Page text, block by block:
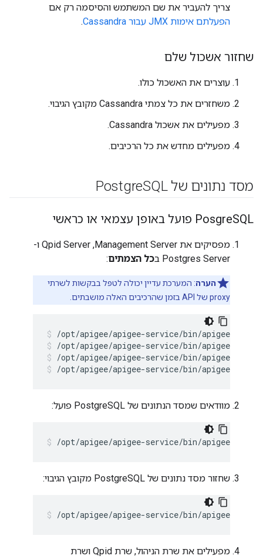
צריך להעביר את שם המשתמש והסיסמה רק אם
הפעלתם אימות JMX עבור Cassandra
.
שחזור אשכול שלם
עוצרים את האשכול כולו.
משחזרים את כל צמתי Cassandra מקובץ הגיבוי.
מפעילים את אשכול Cassandra.
מפעילים מחדש את כל הרכיבים.
מסד נתונים של PostgreSQL
‫PosgreSQL פועל באופן עצמאי או כראשי
מפסיקים את Management Server,‏ Qpid Server ו-
Postgres Server ב
כל הצמתים:
הערה: המערכת עדיין יכולה לטפל בבקשות לשרתי
proxy של API בזמן שהרכיבים האלה מושבתים.
/opt/apigee/apigee-service/bin/apigee-
/opt/apigee/apigee-service/bin/apigee-
/opt/apigee/apigee-service/bin/apigee-
מוודאים שמסד הנתונים של PostgreSQL פועל:
/opt/apigee/apigee-service/bin/apigee-
שחזור מסד נתונים של PostgreSQL מקובץ הגיבוי:
/opt/apigee/apigee-service/bin/apigee-
מפעילים את שרת הניהול, שרת Qpid ושרת